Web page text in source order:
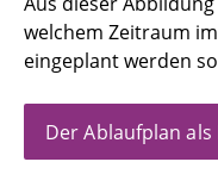
welchem Zeitraum
eingeplant werden
Der Ablaufplan